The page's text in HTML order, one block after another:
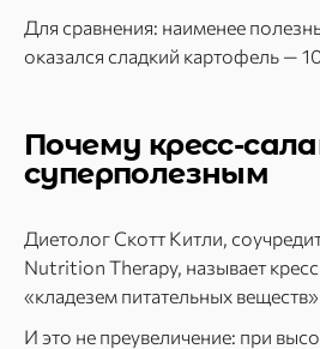
Для сравнения: наименее
оказался сладкий картофель —
Почему кресс-
суперполезным
Диетолог Скотт Китли,
Nutrition Therapy, называет
«кладезем питательных
И это не преувеличение: при